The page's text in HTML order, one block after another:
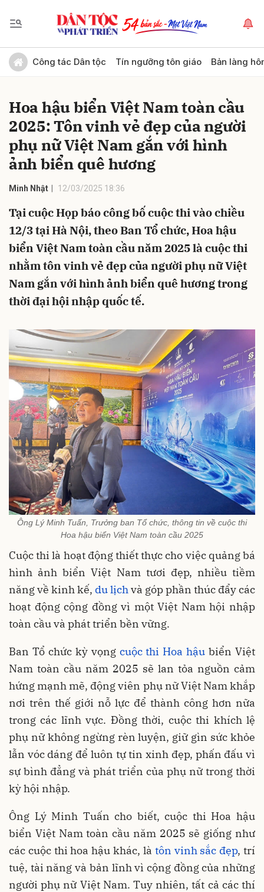
Công tác Dân tộc Tín ngưỡng tôn giáo Bản làng
Hoa hậu biển Việt Nam toàn cầu
2025: Tôn vinh vẻ đẹp của người
phụ nữ Việt Nam gắn với hình
ảnh biển quê hương
Minh Nhật 12/03/2025 18:36
Tại cuộc Họp báo công bố cuộc thi vào chiều
12/3 tại Hà Nội, theo Ban Tổ chức, Hoa hậu
biển Việt Nam toàn cầu năm 2025 là cuộc thi
nhằm tôn vinh vẻ đẹp của người phụ nữ Việt
Nam gắn với hình ảnh biển quê hương trong
thời đại hội nhập quốc tế.
Ông Lý Minh Tuấn, Trưởng ban Tổ chức, thông tin về cuộc thi
Hoa hậu biển Việt Nam toàn cầu 2025
Cuộc thi là hoạt động thiết thực cho việc quảng bá
hình ảnh biển Việt Nam tươi đẹp, nhiều tiềm
năng về kinh kế, du lịchvà góp phần thúc đẩy các
hoạt động cộng đồng vì một Việt Nam hội nhập
toàn cầu và phát triển bền vững.
Ban Tổ chức kỳ vọng cuộc thi Hoa hậu biển Việt
Nam toàn cầu năm 2025 sẽ lan tỏa nguồn cảm
hứng mạnh mẽ, động viên phụ nữ Việt Nam khắp
nơi trên thế giới nỗ lực để thành công hơn nữa
trong các lĩnh vực. Đồng thời, cuộc thi khích lệ
phụ nữ không ngừng rèn luyện, giữ gìn sức khỏe
lẫn vóc dáng để luôn tự tin xinh đẹp, phấn đấu vì
sự bình đẳng và phát triển của phụ nữ trong thời
kỳ hội nhập.
Ông Lý Minh Tuấn cho biết, cuộc thi Hoa hậu
biển Việt Nam toàn cầu năm 2025 sẽ giống như
các cuộc thi hoa hậu khác, là tôn vinh sắc đẹp, trí
tuệ, tài năng và bản lĩnh vì cộng đồng của những
người phụ nữ Việt Nam. Tuy nhiên, tất cả các thí
Gửi bình luận